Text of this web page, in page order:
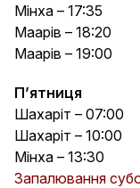
Мінха – 17:35
Маарів – 18:20
Маарів – 19:00
П’ятниця
Шахаріт – 07:00
Шахаріт – 10:00
Мінха – 13:30
Запалювання
Дата
календарем
Ваша стать
Чоловік
Жінка